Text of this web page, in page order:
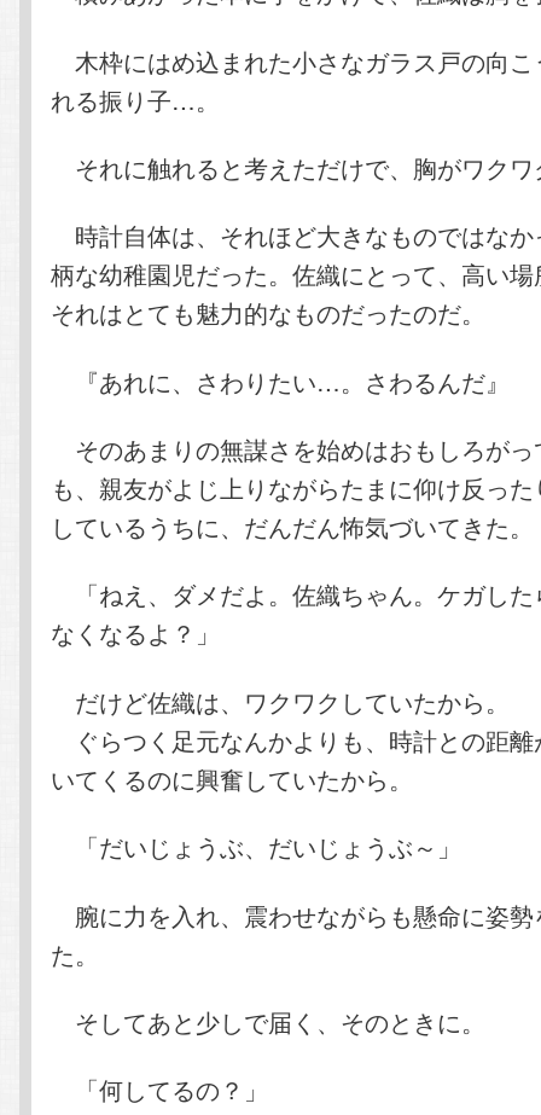
木枠にはめ込まれた小さなガラス戸の向
れる振り子…。
それに触れると考えただけで、胸がワク
時計自体は、それほど大きなものではな
柄な幼稚園児だった。佐織にとって、高い
それはとても魅力的なものだったのだ。
『あれに、さわりたい…。さわるんだ』
そのあまりの無謀さを始めはおもしろが
も、親友がよじ上りながらたまに仰け反っ
しているうちに、だんだん怖気づいてきた。
「ねえ、ダメだよ。佐織ちゃん。ケガし
なくなるよ？」
だけど佐織は、ワクワクしていたから。
ぐらつく足元なんかよりも、時計との距
いてくるのに興奮していたから。
「だいじょうぶ、だいじょうぶ～」
腕に力を入れ、震わせながらも懸命に姿
た。
そしてあと少しで届く、そのときに。
「何してるの？」